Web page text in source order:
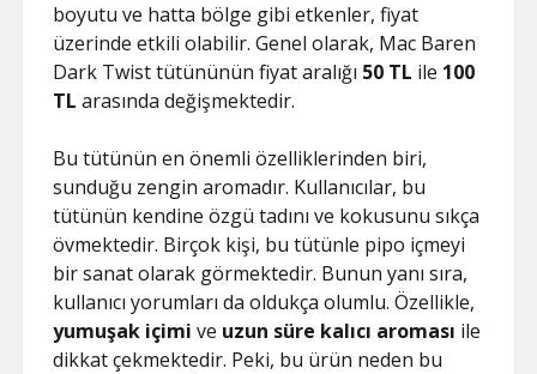
ÜCRETSIZ ŞIFRESIZ YOUTUBE BEĞENI
HILESI
boyutu ve hatta bölge gibi etkenler, fiyat
üzerinde etkili olabilir. Genel olarak, Mac Baren
Dark Twist tütününün fiyat aralığı 50 TL ile 100
TL arasında değişmektedir.
Bu tütünün en önemli özelliklerinden biri,
sunduğu zengin aromadır. Kullanıcılar, bu
tütünün kendine özgü tadını ve kokusunu sıkça
övmektedir. Birçok kişi, bu tütünle pipo içmeyi
bir sanat olarak görmektedir. Bunun yanı sıra,
kullanıcı yorumları da oldukça olumlu. Özellikle,
yumuşak içimi ve uzun süre kalıcı aroması ile
dikkat çekmektedir. Peki, bu ürün neden bu